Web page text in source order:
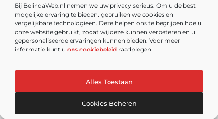
Bij BelindaWeb.nl nemen we uw privacy serieus. Om u de best
mogelijke ervaring te bieden, gebruiken we cookies en
vergelijkbare technologieën. Deze helpen ons te begrijpen hoe u
onze website gebruikt, zodat wij deze kunnen verbeteren en u
gepersonaliseerde ervaringen kunnen bieden. Voor meer
informatie kunt u ons cookiebeleid raadplegen.
Alles Toestaan
Cookies Beheren
De verborgen parel van Barneveld: Ontdek
de slijterij
In het hart van Barneveld ligt een ware schat voor
drankliefhebbers, toeristen en lokale bewoners.
De slijterij in Barneveld (barneveldgids.nl) biedt een